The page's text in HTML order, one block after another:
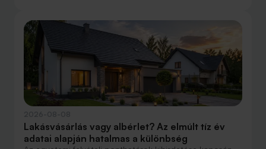
nagyobb jóváírásért?
Lakásvásárlás vagy albérlet? Az elmúlt tíz év
adatai alapján hatalmas a különbség